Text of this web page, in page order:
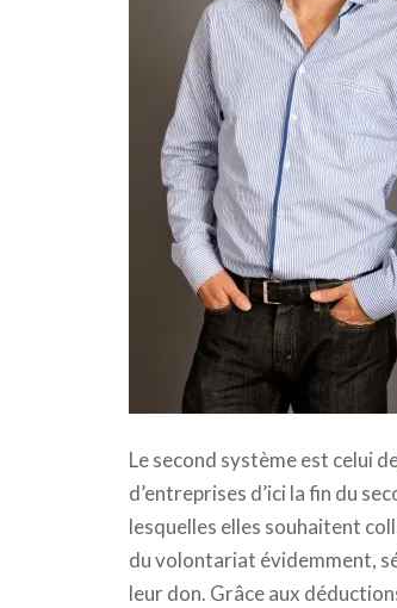
Le second système est celui
d’entreprises d’ici la fin du
lesquelles elles souhaitent
du volontariat évidemment,
leur don. Grâce aux